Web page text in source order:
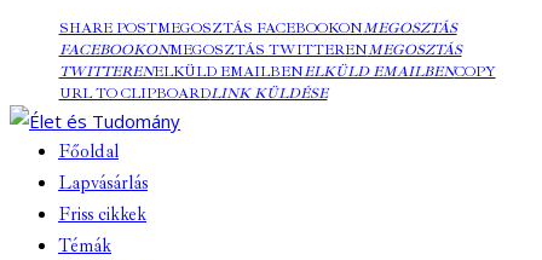
SHARE POSTMEGOSZTÁS FACEBOOKONMEGOSZTÁS
FACEBOOKONMEGOSZTÁS TWITTERENMEGOSZTÁS
TWITTERENELKÜLD EMAILBENELKÜLD EMAILBENCOPY
URL TO CLIPBOARDLINK KÜLDÉSE
Főoldal
Lapvásárlás
Friss cikkek
Témák